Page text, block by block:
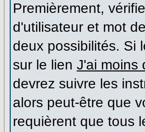
Premièrement,
d'utilisateur et mot
deux possibilités. Si
sur le lien J'ai moins
devrez suivre les
alors peut-être que
requièrent que tous